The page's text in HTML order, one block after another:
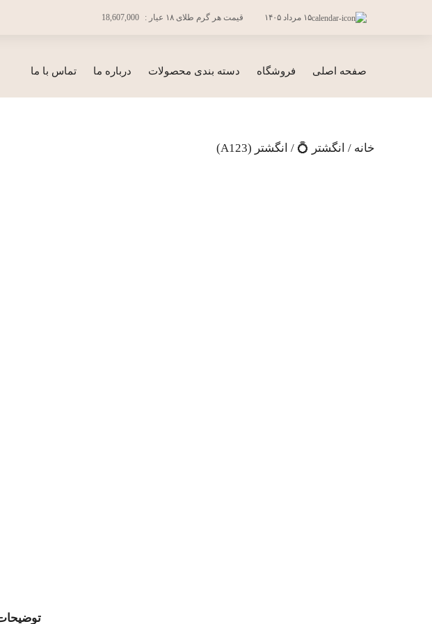
۱۵ مرداد ۱۴۰۵ قیمت هر گرم طلای ۱۸ عیار : 18,607,000
صفحه اصلی فروشگاه دسته بندی محصولات درباره ما تماس با ما
خانه / انگشتر 💍 / انگشتر (A123)